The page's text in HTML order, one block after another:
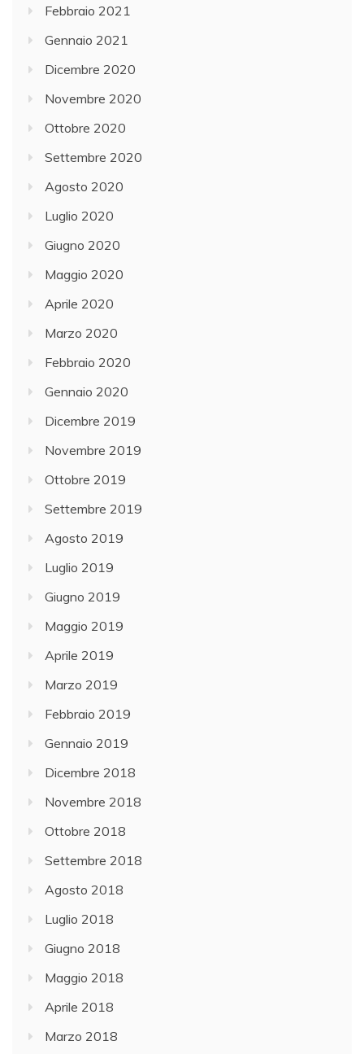
Febbraio 2021
Gennaio 2021
Dicembre 2020
Novembre 2020
Ottobre 2020
Settembre 2020
Agosto 2020
Luglio 2020
Giugno 2020
Maggio 2020
Aprile 2020
Marzo 2020
Febbraio 2020
Gennaio 2020
Dicembre 2019
Novembre 2019
Ottobre 2019
Settembre 2019
Agosto 2019
Luglio 2019
Giugno 2019
Maggio 2019
Aprile 2019
Marzo 2019
Febbraio 2019
Gennaio 2019
Dicembre 2018
Novembre 2018
Ottobre 2018
Settembre 2018
Agosto 2018
Luglio 2018
Giugno 2018
Maggio 2018
Aprile 2018
Marzo 2018